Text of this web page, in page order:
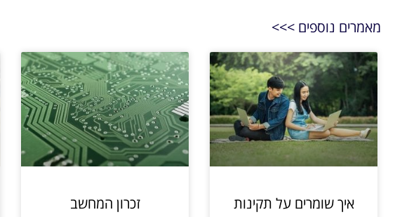
מאמרים נוספים >>>
איך שומרים על תקינות
זכרון המחשב